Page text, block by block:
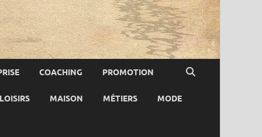
COACHING PROMOTION
LOISIRS MAISON MÉTIERS MODE